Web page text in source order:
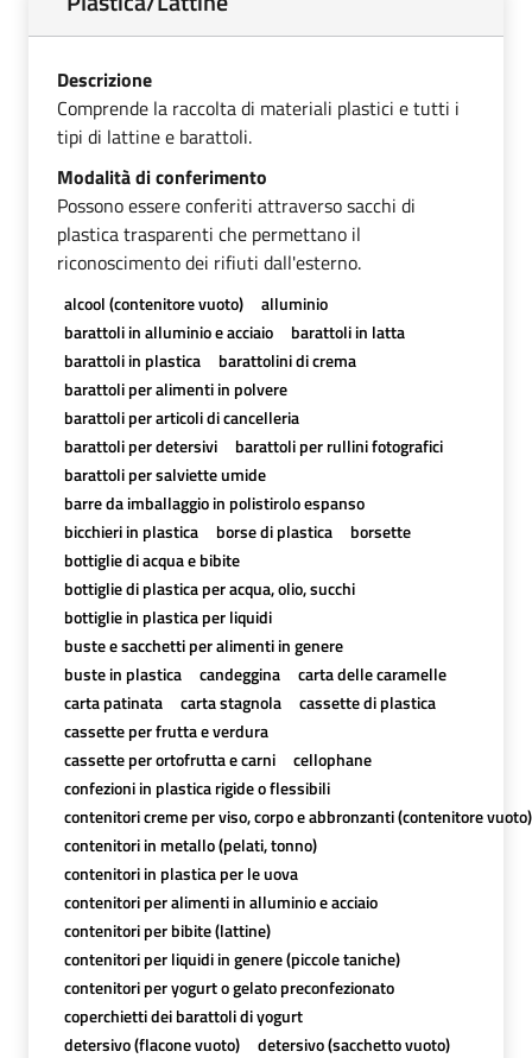
Descrizione
Comprende la raccolta di materiali plastici e tutti i
tipi di lattine e barattoli.
Modalità di conferimento
Possono essere conferiti attraverso sacchi di
plastica trasparenti che permettano il
riconoscimento dei rifiuti dall'esterno.
alcool (contenitore vuoto)
alluminio
barattoli in alluminio e acciaio
barattoli in latta
barattoli in plastica
barattolini di crema
barattoli per alimenti in polvere
barattoli per articoli di cancelleria
barattoli per detersivi
barattoli per rullini fotografici
barattoli per salviette umide
barre da imballaggio in polistirolo espanso
bicchieri in plastica
borse di plastica
borsette
bottiglie di acqua e bibite
bottiglie di plastica per acqua, olio, succhi
bottiglie in plastica per liquidi
buste e sacchetti per alimenti in genere
buste in plastica
candeggina
carta delle caramelle
carta patinata
carta stagnola
cassette di plastica
cassette per frutta e verdura
cassette per ortofrutta e carni
cellophane
confezioni in plastica rigide o flessibili
contenitori creme per viso, corpo e abbronzanti (contenitore vuoto)
contenitori in metallo (pelati, tonno)
contenitori in plastica per le uova
contenitori per alimenti in alluminio e acciaio
contenitori per bibite (lattine)
contenitori per liquidi in genere (piccole taniche)
contenitori per yogurt o gelato preconfezionato
coperchietti dei barattoli di yogurt
detersivo (flacone vuoto)
detersivo (sacchetto vuoto)